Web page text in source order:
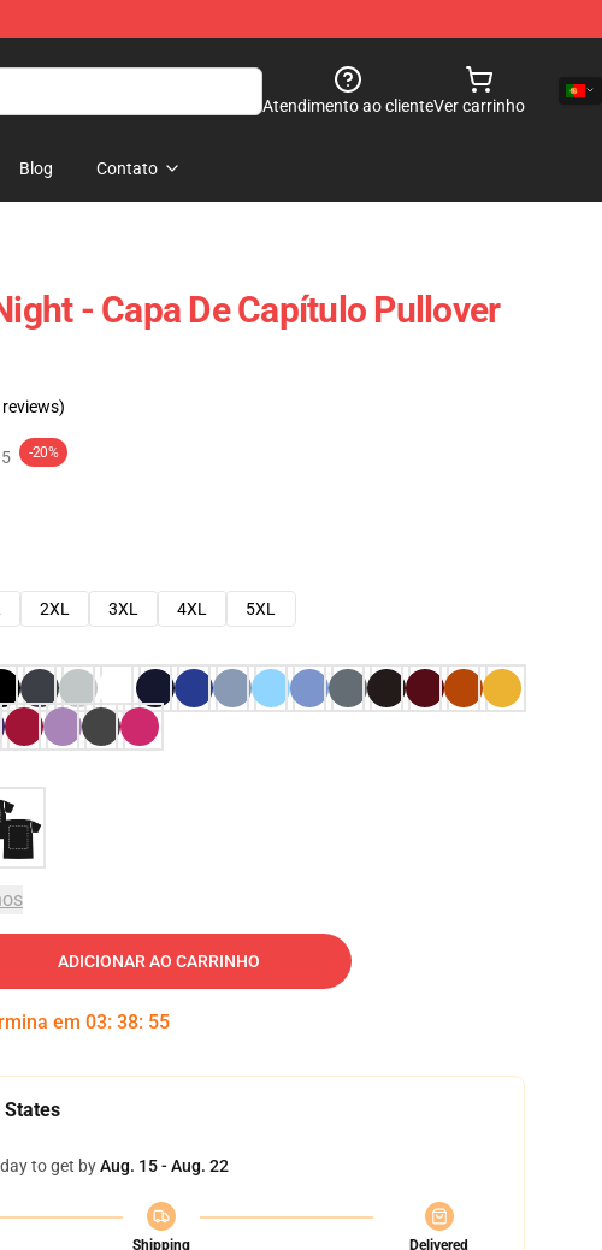
Atendimento ao clienteVer carrinho
Blog Contato
- Capa De Capítulo Pullover
-20%
2XL 3XL 4XL
5XL
ADICIONAR AO CARRINHO
em 03: 38: 54
States
to get byAug. 15 - Aug. 22
Shipping
Delivered